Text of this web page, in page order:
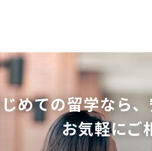
めての留学なら、
お気軽にご